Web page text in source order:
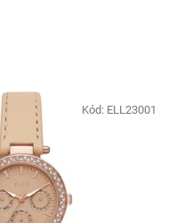
Kód: ELL23001